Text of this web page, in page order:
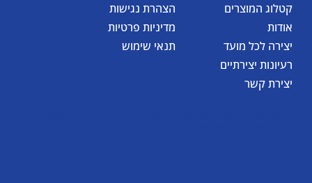
הצהרת נגישות
מדיניות פרטיות
תנאי שימוש
קטלוג המוצרים
אודות
יצירה לכל מועד
רעיונות יצירתיים
יצירת קשר